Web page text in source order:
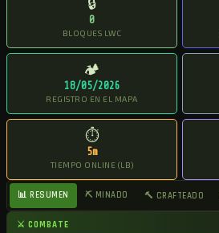
0
BLOQUES LWC
🏕
18/05/2026
REGISTRO EN EL MAPA
⏱
5m
TIEMPO ONLINE (LB)
📊 RESUMEN ⛏ MINADO 🔨 CRAFTEADO
⚔ COMBATE